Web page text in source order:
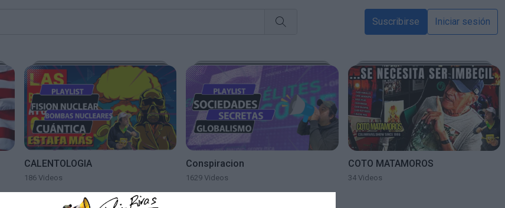
Suscribirse Iniciar sesión
CALENTOLOGIA
186 Videos
Conspiracion
1629 Videos
COTO MATAMOROS
34 Videos